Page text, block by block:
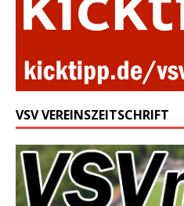
VSV VEREINSZEITSCHRIFT